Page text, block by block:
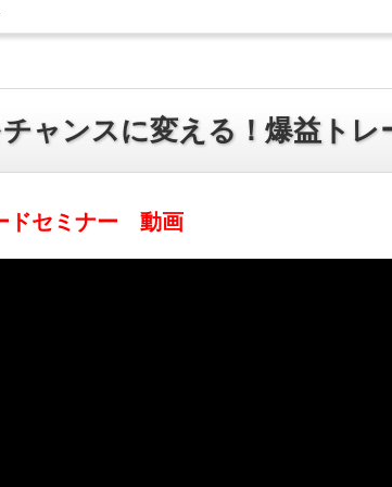
ャンスに変える！爆益トレ
ドセミナー 動画